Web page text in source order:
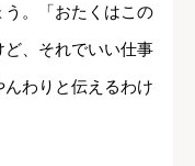
う。「おたくはこの
、それでいい仕事
わりと伝えるわけ